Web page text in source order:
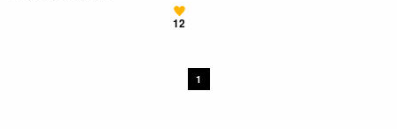
12
1